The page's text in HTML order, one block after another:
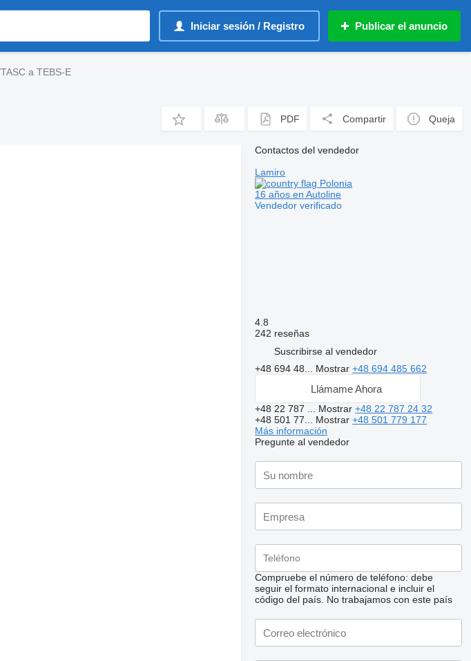
Iniciar sesión / Registro Publicar el anuncio
a TEBS-E
PDF Compartir Queja
Contactos del vendedor
Lamiro
Polonia
16 años en Autoline
Vendedor verificado
4.8
242 reseñas
Suscribirse al vendedor
+48 694 48... Mostrar+48 694 485 662
Llámame Ahora
+48 22 787 ... Mostrar+48 22 787 24 32
+48 501 77... Mostrar+48 501 779 177
Más información
Pregunte al vendedor
Compruebe el número de teléfono: debe
seguir el formato internacional e incluir el
código del país. No trabajamos con este país